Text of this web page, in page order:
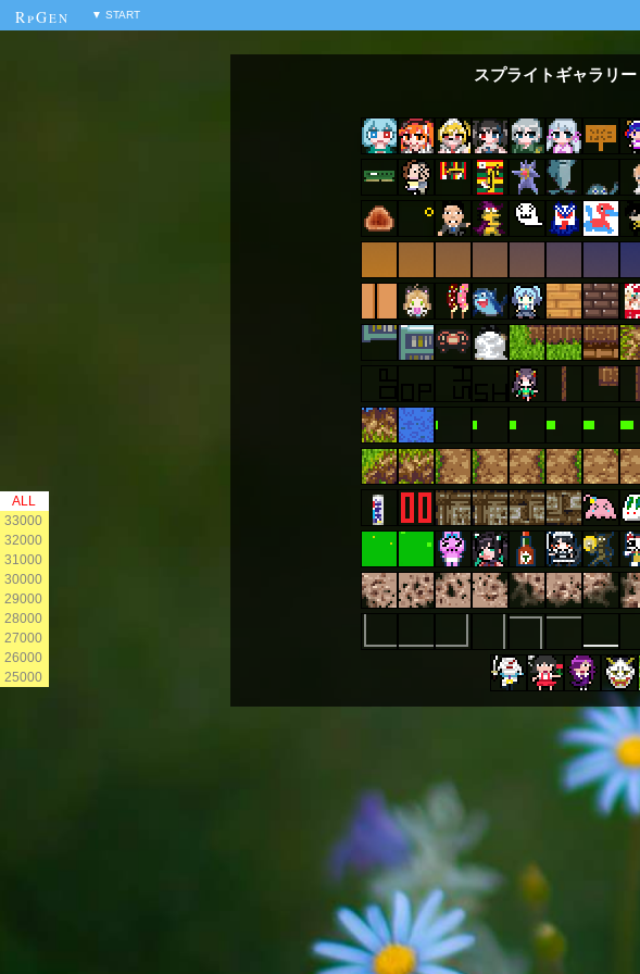
RpGEN ▼ START
スプライトギャラリー
ALL
33000
32000
31000
30000
29000
28000
27000
26000
25000